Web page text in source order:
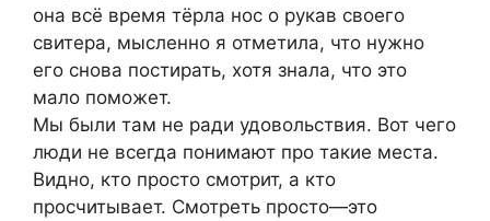
она всё время тёрла нос о рукав своего
свитера, мысленно я отметила, что нужно
его снова постирать, хотя знала, что это
мало поможет.
Мы были там не ради удовольствия. Вот чего
люди не всегда понимают про такие места.
Видно, кто просто смотрит, а кто
просчитывает. Смотреть просто—это